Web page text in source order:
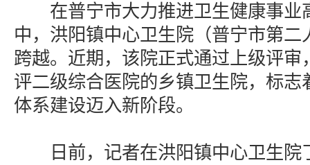
在普宁市大力推进卫生健康事业
中，洪阳镇中心卫生院（普宁市第二
跨越。近期，该院正式通过上级评审
评二级综合医院的乡镇卫生院，标志
体系建设迈入新阶段。
日前，记者在洪阳镇中心卫生院